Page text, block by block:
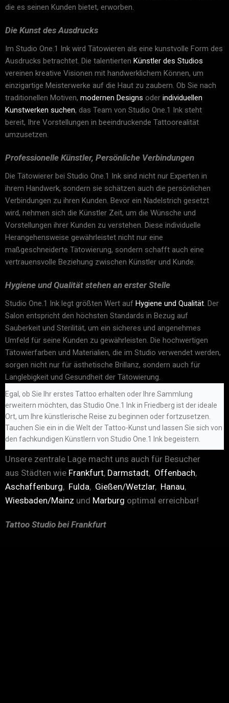
die es seinen Kunden bietet, erworben.
Die Kunst des Ausdrucks
Im Studio One.1 Ink wird Tätowieren als eine kunstvolle Form des
Ausdrucks betrachtet. Die talentierten Künstler des Studios
vereinen kreative Visionen mit handwerklichem Können, um
einzigartige Meisterwerke auf die Haut zu zaubern. Ob Sie nach
traditionellen Motiven, modernen Designs oder individuellen
Kunstwerken suchen, das Team von Studio One.1 Ink steht
bereit, Ihre Vorstellungen in beeindruckende Tattoorealität
umzusetzen.
Professionelle Künstler, Persönliche Verbindungen
Die Tätowierer bei Studio One.1 Ink sind nicht nur Experten in
ihrem Handwerk, sondern sie schätzen auch die persönlichen
Verbindungen zu ihren Kunden. Bevor ein Nadelstrich gesetzt
wird, nehmen sich die Künstler Zeit, um die Wünsche und
Vorstellungen ihrer Kunden zu verstehen. Diese individuelle
Herangehensweise gewährleistet nicht nur eine
maßgeschneiderte Tätowierung, sondern schafft auch eine
vertrauensvolle Beziehung zwischen Künstler und Kunde.
Hygiene und Qualität stehen an erster Stelle
Studio One.1 Ink legt größten Wert auf Hygiene und Qualität. Der
Salon entspricht den höchsten Standards in Bezug auf
Sauberkeit und Sterilität, um ein sicheres und angenehmes
Umfeld für seine Kunden zu gewährleisten. Die hochwertigen
Tätowierfarben und Materialien, die im Studio verwendet werden,
sorgen nicht nur für ästhetische Brillanz, sondern auch für
Langlebigkeit und Gesundheit der Tätowierung.
Egal, ob Sie Ihr erstes Tattoo erhalten oder Ihre Sammlung
erweitern möchten, das Studio One.1 Ink in Friedberg ist der ideale
Ort, um Ihre künstlerische Reise zu beginnen oder fortzusetzen.
Tauchen Sie ein in die Welt der Tattoo-Kunst und lassen Sie sich von
den fachkundigen Künstlern von Studio One.1 Ink begeistern.
Unsere zentrale Lage macht uns auch für Besucher
aus Städten wie Frankfurt, Darmstadt, Offenbach,
Aschaffenburg, Fulda, Gießen/Wetzlar, Hanau,
Wiesbaden/Mainz und Marburg optimal erreichbar!
Tattoo Studio bei Frankfurt